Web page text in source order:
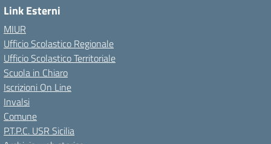
Link Esterni
MIUR
Ufficio Scolastico Regionale
Ufficio Scolastico Territoriale
Scuola in Chiaro
Iscrizioni On Line
Invalsi
Comune
P.T.P.C. USR Sicilia